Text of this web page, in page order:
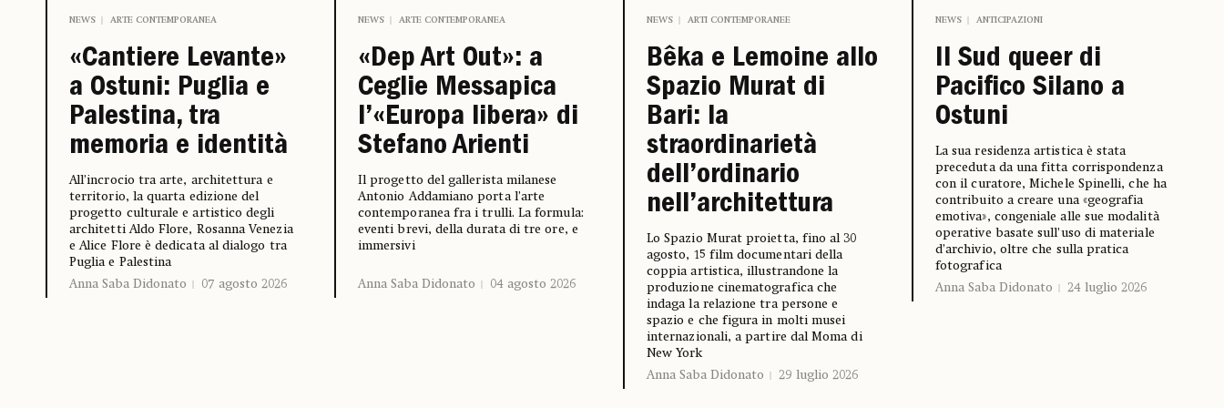
NEWS ARTE CONTEMPORANEA
«Cantiere Levante»
a Ostuni: Puglia e
Palestina, tra
memoria e identità
All’incrocio tra arte, architettura e
territorio, la quarta edizione del
progetto culturale e artistico degli
architetti Aldo Flore, Rosanna Venezia
e Alice Flore è dedicata al dialogo tra
Puglia e Palestina
Anna Saba Didonato
07 agosto 2026
NEWS ARTE CONTEMPORANEA
«Dep Art Out»: a
Ceglie Messapica
l’«Europa libera» di
Stefano Arienti
Il progetto del gallerista milanese
Antonio Addamiano porta l’arte
contemporanea fra i trulli. La formula:
eventi brevi, della durata di tre ore, e
immersivi
Anna Saba Didonato 04 agosto 2026
NEWS ARTI CONTEMPORANEE
Bêka e Lemoine allo
Spazio Murat di
Bari: la
straordinarietà
dell’ordinario
nell’architettura
Lo Spazio Murat proietta, fino al 30
agosto, 15 film documentari della
coppia artistica, illustrandone la
produzione cinematografica che
indaga la relazione tra persone e
spazio e che figura in molti musei
internazionali, a partire dal Moma di
New York
Anna Saba Didonato
29 luglio 2026
NEWS ANTICIPAZIONI
Il Sud queer di
Pacifico Silano a
Ostuni
La sua residenza artistica è stata
preceduta da una fitta corrispondenza
con il curatore, Michele Spinelli, che ha
contribuito a creare una «geografia
emotiva», congeniale alle sue modalità
operative basate sull’uso di materiale
d’archivio, oltre che sulla pratica
fotografica
Anna Saba Didonato
24 luglio 2026